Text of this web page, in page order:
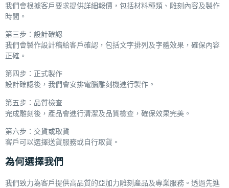
我們會根據客戶要求提供詳細報價，包括材料種類、雕刻內容及製作
時間。
第三步：設計確認
我們會製作設計稿給客戶確認，包括文字排列及字體效果，確保內容
正確。
第四步：正式製作
設計確認後，我們會安排電腦雕刻機進行製作。
第五步：品質檢查
完成雕刻後，產品會進行清潔及品質檢查，確保效果完美。
第六步：交貨或取貨
客戶可以選擇送貨服務或自行取貨。
為何選擇我們
我們致力為客戶提供高品質的亞加力雕刻產品及專業服務。透過先進